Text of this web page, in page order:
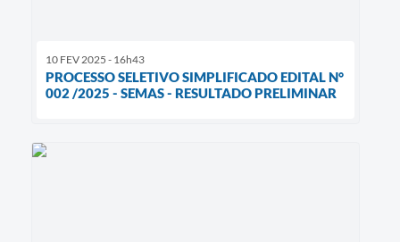
10 FEV 2025 - 16h43
PROCESSO SELETIVO SIMPLIFICADO EDITAL N°
002 /2025 - SEMAS - RESULTADO PRELIMINAR